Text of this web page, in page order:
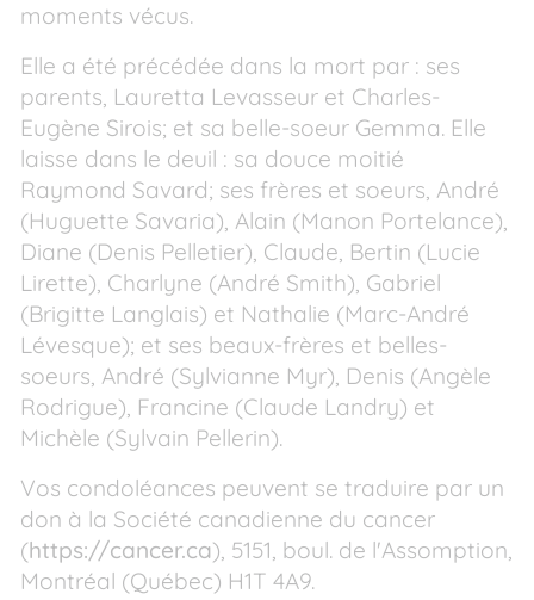
moments vécus.
Elle a été précédée dans la mort par : ses
parents, Lauretta Levasseur et Charles-
Eugène Sirois; et sa belle-soeur Gemma. Elle
laisse dans le deuil : sa douce moitié
Raymond Savard; ses frères et soeurs, André
(Huguette Savaria), Alain (Manon Portelance),
Diane (Denis Pelletier), Claude, Bertin (Lucie
Lirette), Charlyne (André Smith), Gabriel
(Brigitte Langlais) et Nathalie (Marc-André
Lévesque); et ses beaux-frères et belles-
soeurs, André (Sylvianne Myr), Denis (Angèle
Rodrigue), Francine (Claude Landry) et
Michèle (Sylvain Pellerin).
Vos condoléances peuvent se traduire par un
don à la Société canadienne du cancer
(https://cancer.ca), 5151, boul. de l'Assomption,
Montréal (Québec) H1T 4A9.